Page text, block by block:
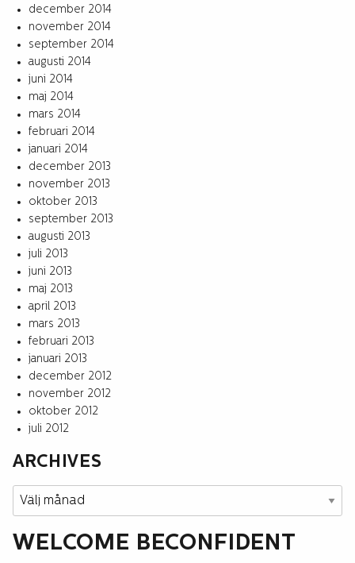
december 2014
november 2014
september 2014
augusti 2014
juni 2014
maj 2014
mars 2014
februari 2014
januari 2014
december 2013
november 2013
oktober 2013
september 2013
augusti 2013
juli 2013
juni 2013
maj 2013
april 2013
mars 2013
februari 2013
januari 2013
december 2012
november 2012
oktober 2012
juli 2012
ARCHIVES
Archives
WELCOME BECONFIDENT